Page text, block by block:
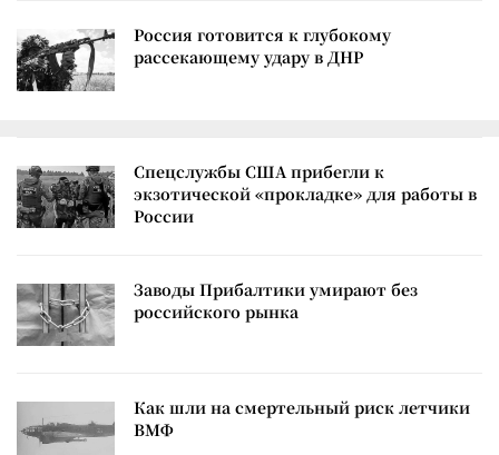
Россия готовится к глубокому
рассекающему удару в ДНР
Спецслужбы США прибегли к
экзотической «прокладке» для работы в
России
Заводы Прибалтики умирают без
российского рынка
Как шли на смертельный риск летчики
ВМФ